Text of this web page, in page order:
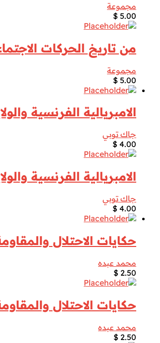
مجموعة
$ 5.00
من تاريخ الحركات
مجموعة
$ 5.00
الامبريالية الفرنسية
جاك توبي
$ 4.00
الامبريالية الفرنسية
جاك توبي
$ 4.00
حكايات الاحتلال
محمد عبده
$ 2.50
حكايات الاحتلال
محمد عبده
$ 2.50